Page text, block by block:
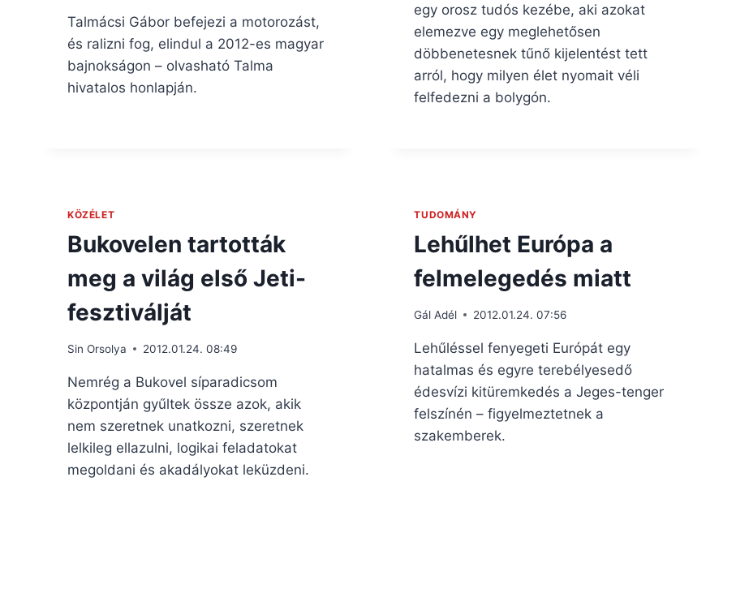
Talmácsi Gábor befejezi a motorozást,
és ralizni fog, elindul a 2012-es magyar
bajnokságon – olvasható Talma
hivatalos honlapján.
egy orosz tudós kezébe, aki azokat
elemezve egy meglehetősen
döbbenetesnek tűnő kijelentést tett
arról, hogy milyen élet nyomait véli
felfedezni a bolygón.
KÖZÉLET
Bukovelen tartották
meg a világ első Jeti-
fesztiválját
Sin Orsolya 2012.01.24. 08:49
Nemrég a Bukovel síparadicsom
központján gyűltek össze azok, akik
nem szeretnek unatkozni, szeretnek
lelkileg ellazulni, logikai feladatokat
megoldani és akadályokat leküzdeni.
TUDOMÁNY
Lehűlhet Európa a
felmelegedés miatt
Gál Adél 2012.01.24. 07:56
Lehűléssel fenyegeti Európát egy
hatalmas és egyre terebélyesedő
édesvízi kitüremkedés a Jeges-tenger
felszínén – figyelmeztetnek a
szakemberek.